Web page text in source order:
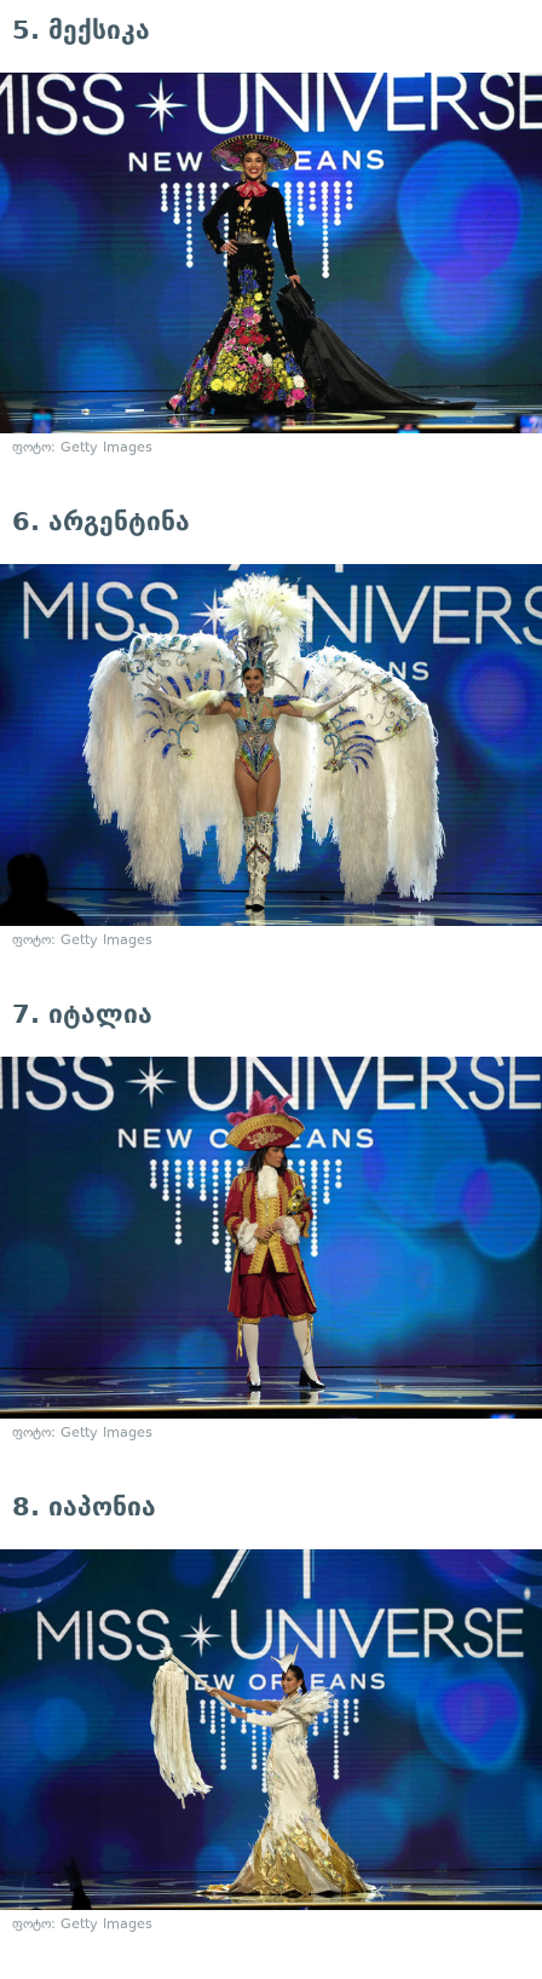
5. მექსიკა
ფოტო: Getty Images
6. არგენტინა
ფოტო: Getty Images
7. იტალია
ფოტო: Getty Images
8. იაპონია
ფოტო: Getty Images